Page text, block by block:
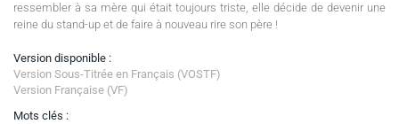
ressembler à sa mère qui était toujours triste, elle décide de devenir une
reine du stand-up et de faire à nouveau rire son père !
Version disponible :
Version Sous-Titrée en Français (VOSTF)
Version Française (VF)
Mots clés :